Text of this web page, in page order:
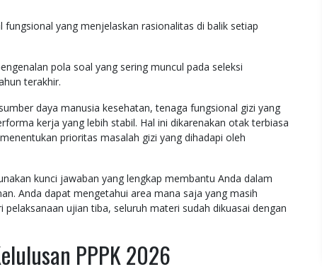
yang menjelaskan rasionalitas di balik setiap
pola soal yang sering muncul pada seleksi
terakhir.
daya manusia kesehatan, tenaga fungsional gizi yang
kerja yang lebih stabil. Hal ini dikarenakan otak terbiasa
prioritas masalah gizi yang dihadapi oleh
kunci jawaban yang lengkap membantu Anda dalam
Anda dapat mengetahui area mana saja yang masih
ujian tiba, seluruh materi sudah dikuasai dengan
PPPK 2026